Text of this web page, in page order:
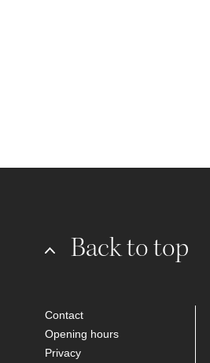
Back to top
Contact
Opening hours
Privacy